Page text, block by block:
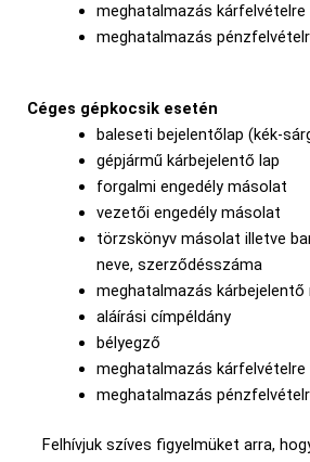
meghatalmazás kárfelvételre
meghatalmazás
Céges gépkocsik esetén
baleseti bejelentőlap (kék-
gépjármű kárbejelentő lap
forgalmi engedély másolat
vezetői engedély másolat
törzskönyv másolat illetve
neve, szerződésszáma
meghatalmazás kárbejelentő
aláírási címpéldány
bélyegző
meghatalmazás kárfelvételre
meghatalmazás
Felhívjuk szíves figyelmüket arra,